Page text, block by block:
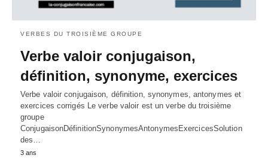
VERBES DU TROISIÈME GROUPE
Verbe valoir conjugaison,
définition, synonyme, exercices
Verbe valoir conjugaison, définition, synonymes, antonymes et
exercices corrigés Le verbe valoir est un verbe du troisième
groupe
ConjugaisonDéfinitionSynonymesAntonymesExercicesSolution
des…
3 ans